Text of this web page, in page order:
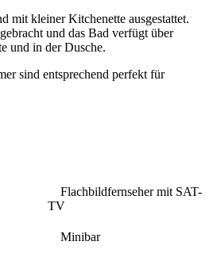
mit kleiner Kitchenette ausgestattet.
und das Bad verfügt über
und in der Dusche.
sind entsprechend perfekt für
Flachbildfernseher mit SAT-
TV
Minibar